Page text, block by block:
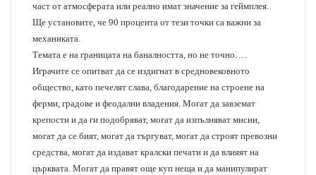
част от атмосферата или реално имат значение за геймплея.
Ще установите, че 90 процента от тези точки са важни за
механиката.
Темата е на границата на баналността, но не точно….
Играчите се опитват да се издигнат в средновековното
общество, като печелят слава, благодарение на строене на
ферми, градове и феодални владения. Могат да завземат
крепости и да ги подобряват, могат да изпълняват мисии,
могат да се бият, могат да търгуват, могат да строят превозни
средства, могат да издават кралски печати и да влияят на
църквата. Могат да правят още куп неща и да манипулират